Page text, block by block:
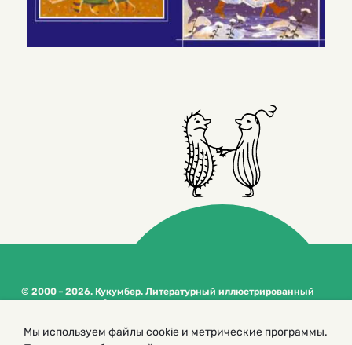
© 2000 – 2026. Кукумбер. Литературный иллюстрированный
журнал для детей
сайта
Мы используем файлы cookie и метрические программы.